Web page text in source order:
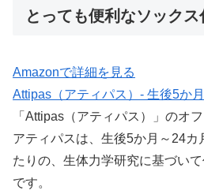
とっても便利なソック
Amazonで詳細を見る
Attipas（アティパス）- 生後5か
「Attipas（アティパス）」のオ
アティパスは、生後5か月～24カ
たりの、生体力学研究に基づい
です。